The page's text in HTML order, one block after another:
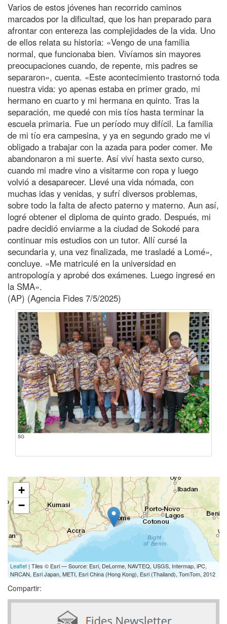
Varios de estos jóvenes han recorrido caminos
marcados por la dificultad, que los han preparado para
afrontar con entereza las complejidades de la vida. Uno
de ellos relata su historia: «Vengo de una familia
normal, que funcionaba bien. Vivíamos sin mayores
preocupaciones cuando, de repente, mis padres se
separaron», cuenta. «Este acontecimiento trastornó toda
nuestra vida: yo apenas estaba en primer grado, mi
hermano en cuarto y mi hermana en quinto. Tras la
separación, me quedé con mis tíos hasta terminar la
escuela primaria. Fue un período muy difícil. La familia
de mi tío era campesina, y ya en segundo grado me vi
obligado a trabajar con la azada para poder comer. Me
abandonaron a mi suerte. Así viví hasta sexto curso,
cuando mi madre vino a visitarme con ropa y luego
volvió a desaparecer. Llevé una vida nómada, con
muchas idas y venidas, y sufrí diversos problemas,
sobre todo la falta de afecto paterno y materno. Aun así,
logré obtener el diploma de quinto grado. Después, mi
padre decidió enviarme a la ciudad de Sokodé para
continuar mis estudios con un tutor. Allí cursé la
secundaria y, una vez finalizada, me trasladé a Lomé»,
concluye. «Me matriculé en la universidad en
antropología y aprobé dos exámenes. Luego ingresé en
la SMA».
(AP) (Agencia Fides 7/5/2025)
SG
+
−
Leaflet | Tiles © Esri — Source: Esri, DeLorme, NAVTEQ, USGS, Intermap, iPC,
NRCAN, Esri Japan, METI, Esri China (Hong Kong), Esri (Thailand), TomTom, 2012
Compartir: